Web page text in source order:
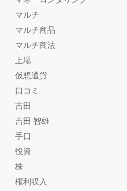
マルチ
マルチ商品
マルチ商法
上場
仮想通貨
口コミ
吉田
吉田 智雄
手口
投資
株
権利収入